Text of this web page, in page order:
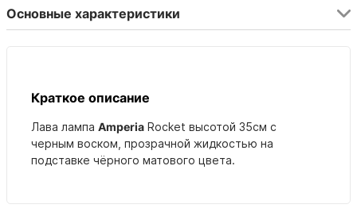
Основные характеристики
Краткое описание
Лава лампа Amperia Rocket высотой 35см с
черным воском, прозрачной жидкостью на
подставке чёрного матового цвета.